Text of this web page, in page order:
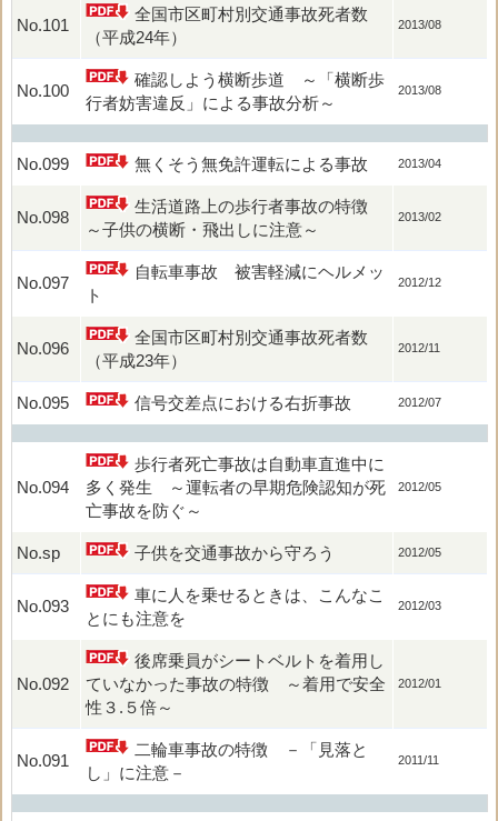
No.101
全国市区町村別交通事故死者数
（平成24年）
2013/08
No.100
確認しよう横断歩道 ～「横断歩
行者妨害違反」による事故分析～
2013/08
No.099 無くそう無免許運転による事故 2013/04
No.098
生活道路上の歩行者事故の特徴
～子供の横断・飛出しに注意～
2013/02
No.097
自転車事故 被害軽減にヘルメッ
ト
2012/12
No.096
全国市区町村別交通事故死者数
（平成23年）
2012/11
No.095 信号交差点における右折事故 2012/07
No.094
歩行者死亡事故は自動車直進中に
多く発生 ～運転者の早期危険認知が死
亡事故を防ぐ～
2012/05
No.sp 子供を交通事故から守ろう 2012/05
No.093
車に人を乗せるときは、こんなこ
とにも注意を
2012/03
No.092
後席乗員がシートベルトを着用し
ていなかった事故の特徴 ～着用で安全
性３.５倍～
2012/01
No.091
二輪車事故の特徴 －「見落と
し」に注意－
2011/11